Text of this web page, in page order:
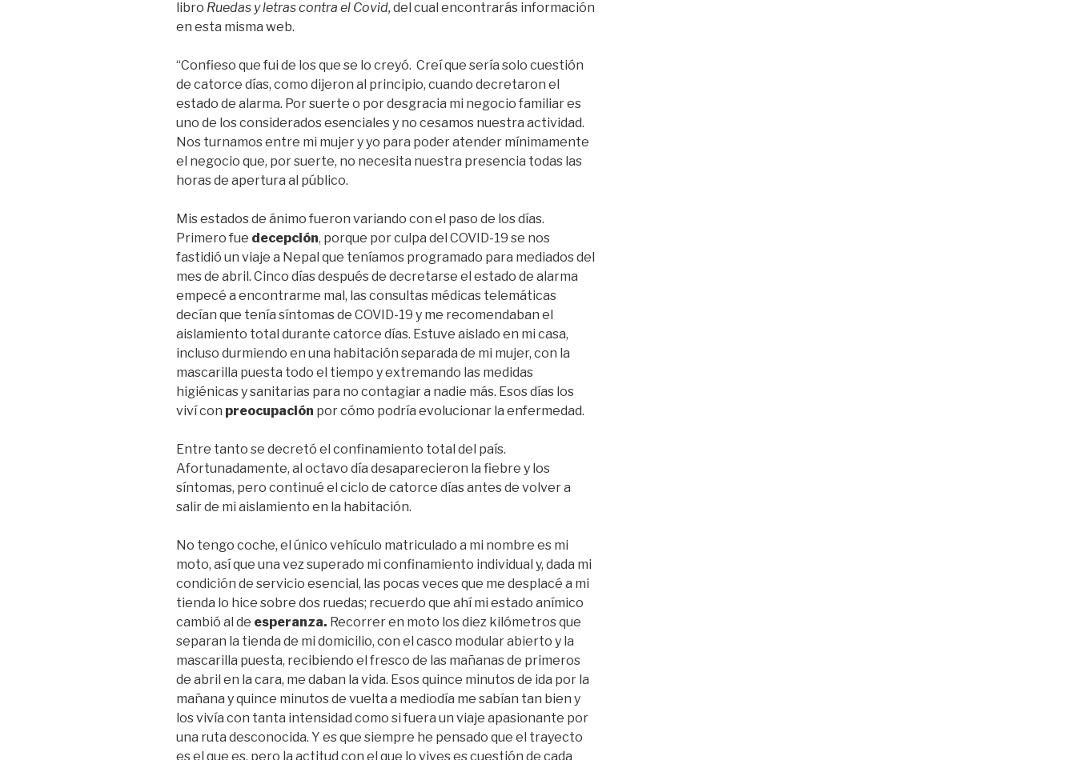
libro Ruedas y letras contra el Covid, del cual encontrarás información
en esta misma web.
“Confieso que fui de los que se lo creyó. Creí que sería solo cuestión
de catorce días, como dijeron al principio, cuando decretaron el
estado de alarma. Por suerte o por desgracia mi negocio familiar es
uno de los considerados esenciales y no cesamos nuestra actividad.
Nos turnamos entre mi mujer y yo para poder atender mínimamente
el negocio que, por suerte, no necesita nuestra presencia todas las
horas de apertura al público.
Mis estados de ánimo fueron variando con el paso de los días.
Primero fue decepción, porque por culpa del COVID-19 se nos
fastidió un viaje a Nepal que teníamos programado para mediados del
mes de abril. Cinco días después de decretarse el estado de alarma
empecé a encontrarme mal, las consultas médicas telemáticas
decían que tenía síntomas de COVID-19 y me recomendaban el
aislamiento total durante catorce días. Estuve aislado en mi casa,
incluso durmiendo en una habitación separada de mi mujer, con la
mascarilla puesta todo el tiempo y extremando las medidas
higiénicas y sanitarias para no contagiar a nadie más. Esos días los
viví con preocupación por cómo podría evolucionar la enfermedad.
Entre tanto se decretó el confinamiento total del país.
Afortunadamente, al octavo día desaparecieron la fiebre y los
síntomas, pero continué el ciclo de catorce días antes de volver a
salir de mi aislamiento en la habitación.
No tengo coche, el único vehículo matriculado a mi nombre es mi
moto, así que una vez superado mi confinamiento individual y, dada mi
condición de servicio esencial, las pocas veces que me desplacé a mi
tienda lo hice sobre dos ruedas; recuerdo que ahí mi estado anímico
cambió al de esperanza. Recorrer en moto los diez kilómetros que
separan la tienda de mi domicilio, con el casco modular abierto y la
mascarilla puesta, recibiendo el fresco de las mañanas de primeros
de abril en la cara, me daban la vida. Esos quince minutos de ida por la
mañana y quince minutos de vuelta a mediodía me sabían tan bien y
los vivía con tanta intensidad como si fuera un viaje apasionante por
una ruta desconocida. Y es que siempre he pensado que el trayecto
es el que es, pero la actitud con el que lo vives es cuestión de cada